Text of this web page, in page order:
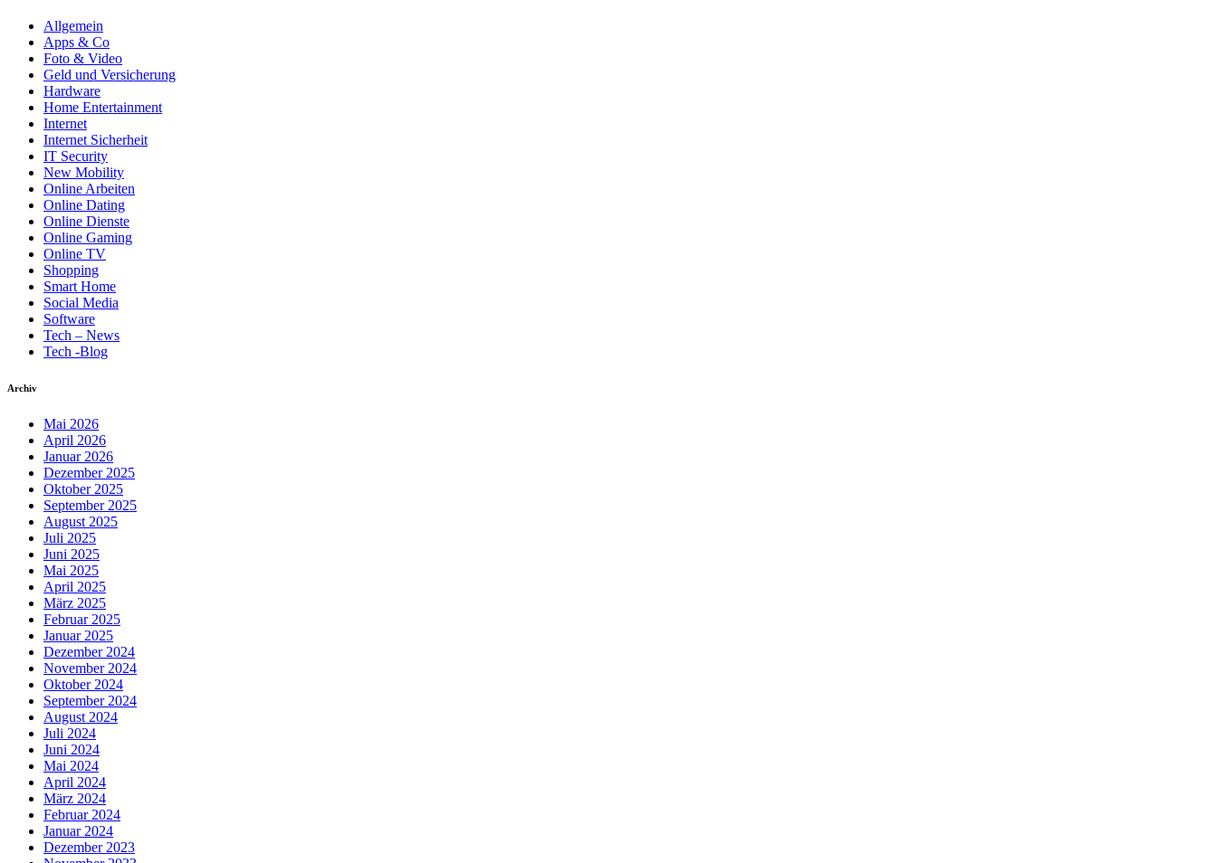
Allgemein
Apps & Co
Foto & Video
Geld und Versicherung
Hardware
Home Entertainment
Internet
Internet Sicherheit
IT Security
New Mobility
Online Arbeiten
Online Dating
Online Dienste
Online Gaming
Online TV
Shopping
Smart Home
Social Media
Software
Tech – News
Tech -Blog
Archiv
Mai 2026
April 2026
Januar 2026
Dezember 2025
Oktober 2025
September 2025
August 2025
Juli 2025
Juni 2025
Mai 2025
April 2025
März 2025
Februar 2025
Januar 2025
Dezember 2024
November 2024
Oktober 2024
September 2024
August 2024
Juli 2024
Juni 2024
Mai 2024
April 2024
März 2024
Februar 2024
Januar 2024
Dezember 2023